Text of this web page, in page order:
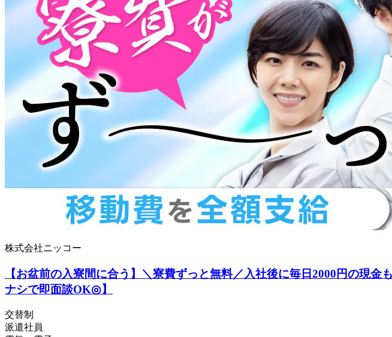
株式会社ニッコー
【お盆前の入寮間に合う】＼寮費ずっと無料／入社後に毎日2000円の現
ナシで即面談OK◎】
交替制
派遣社員